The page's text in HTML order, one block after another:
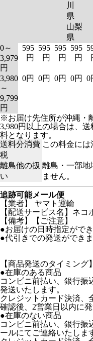
川
県
山梨
県
0～
3,979
円
595
円
595
円
595
円
595
円
3,980
～
9,799
円
0円 0円 0円 0円 0
※お届け先住所が沖縄・
3,980円以上の場合は、
料となります。
送料分消費
税
この料金には
離島他の扱
い
離島・一部地
ません。
追跡可能メール便
【業者】 ヤマト運輸
【配送サービス名】ネコ
【備考】【ご注意】
●お届けの日時指定ができ
●代引きでの発送ができま
【商品発送のタイミング】
●在庫のある商品
コンビニ前払い、銀行
発送いたします。
クレジットカード決済
確認後、2営業日以内に発
●在庫のない商品
コンビニ前払い、銀行
ールにてご連絡いたしま